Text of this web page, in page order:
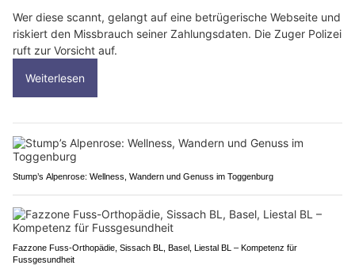
Wer diese scannt, gelangt auf eine betrügerische Webseite und
riskiert den Missbrauch seiner Zahlungsdaten. Die Zuger Polizei
ruft zur Vorsicht auf.
Weiterlesen
Stump’s Alpenrose: Wellness, Wandern und Genuss im Toggenburg
Fazzone Fuss-Orthopädie, Sissach BL, Basel, Liestal BL – Kompetenz für
Fussgesundheit